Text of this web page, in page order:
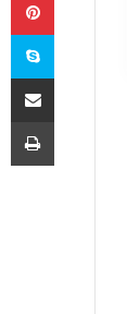
Skype
E-Posta ile paylaş